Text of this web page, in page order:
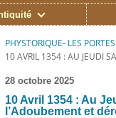
PHYSTORIQUE- LES
10 AVRIL 1354 : AU JEUDI
28 octobre 2025
10 Avril 1354 : Au
l’Adoubement et